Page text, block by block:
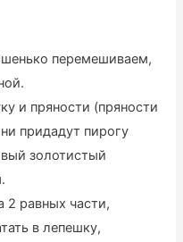
перемешиваем,
и пряности (пряности
придадут пирогу
золотистый
2 равных части,
в лепешку,